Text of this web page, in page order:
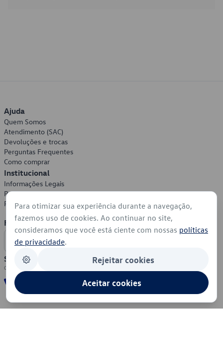
Ajuda
Quem Somos
Atendimento (SAC)
Devoluções e trocas
Perguntas Frequentes
Como comprar
Institucional
Informações Legais
Política de Privacidade
Política de Cookies
Formas de Pagamento
Segurança
Para otimizar sua experiência durante a navegação,
fazemos uso de cookies. Ao continuar no site,
consideramos que você está ciente com nossas políticas
de privacidade.
Rejeitar cookies
Aceitar cookies